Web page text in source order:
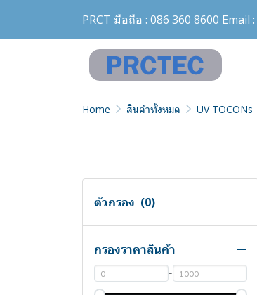
PRCT มือถือ : 086 360 8600 Email :
Home สินค้าทั้งหมด UV TOCONs
ตัวกรอง (0)
กรองราคาสินค้า
-
Pulse Counter
Relay Interface
Rota flow meter
Sensor element
Integrated circuit (IC)
Solar Monitoring / Solar PV
Temperature sensor
Temperature transmitter